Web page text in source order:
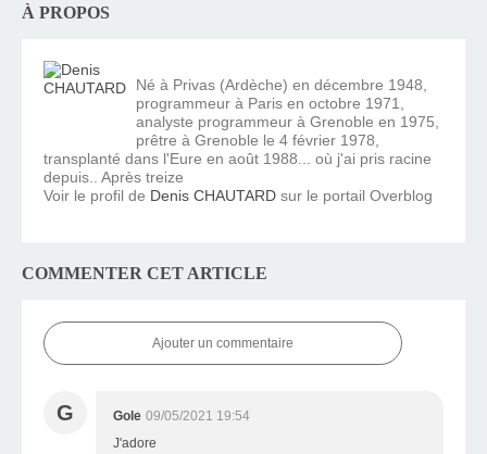
À PROPOS
Né à Privas (Ardèche) en décembre 1948,
programmeur à Paris en octobre 1971,
analyste programmeur à Grenoble en 1975,
prêtre à Grenoble le 4 février 1978,
transplanté dans l'Eure en août 1988... où j'ai pris racine
depuis.. Après treize
Voir le profil de Denis CHAUTARD sur le portail Overblog
COMMENTER CET ARTICLE
Ajouter un commentaire
G Gole 09/05/2021 19:54
J'adore